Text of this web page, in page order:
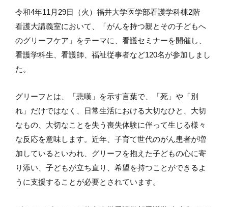
令和4年11月29日（火）福井大学医学部看護学科棟2階
看護大講義室において、「がんを持つ親とその子どもへ
のグリーフケア」をテーマに、看護セミナーを開催し、
看護学科生、看護師、福祉従事者など120名が参加しまし
た。
グリーフとは、「悲嘆」を示す言葉で、「死」や「別
れ」だけではなく、日常生活における大切なひと、大切
なもの、大切なことを失う喪失体験に伴って生じる様々
な反応を意味します。近年、子育て世代のがん患者が増
加しているといわれ、グリーフを抱えた子どもの心に寄
り添い、子どもが立ち直り、希望を持つことができるよ
うに支援することが必要とされています。